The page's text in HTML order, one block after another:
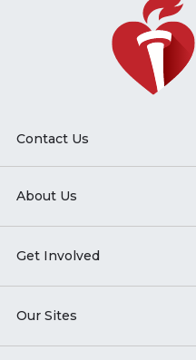
Contact Us
About Us
Get Involved
Our Sites